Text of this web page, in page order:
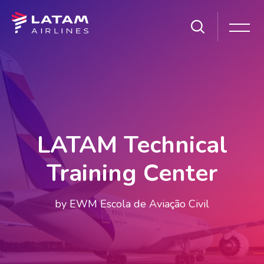
LATAM Technical
Training Center
by EWM Escola de Aviação Civil